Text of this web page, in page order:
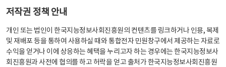
저작권 정책 안내
개인 또는 법인이 한국지능정보사회진흥원의 컨텐츠를 링크하거나 인용, 복제
및 재배포 등을 통하여 사용하실 때와 통합전자 민원창구에서 제공하는 자료로
수익을 얻거나 이에 상응하는 혜택을 누리고자 하는 경우에는 한국지능정보사
회진흥원과 사전에 협의를 하고 허락을 얻고 출처가 한국지능정보사회진흥원